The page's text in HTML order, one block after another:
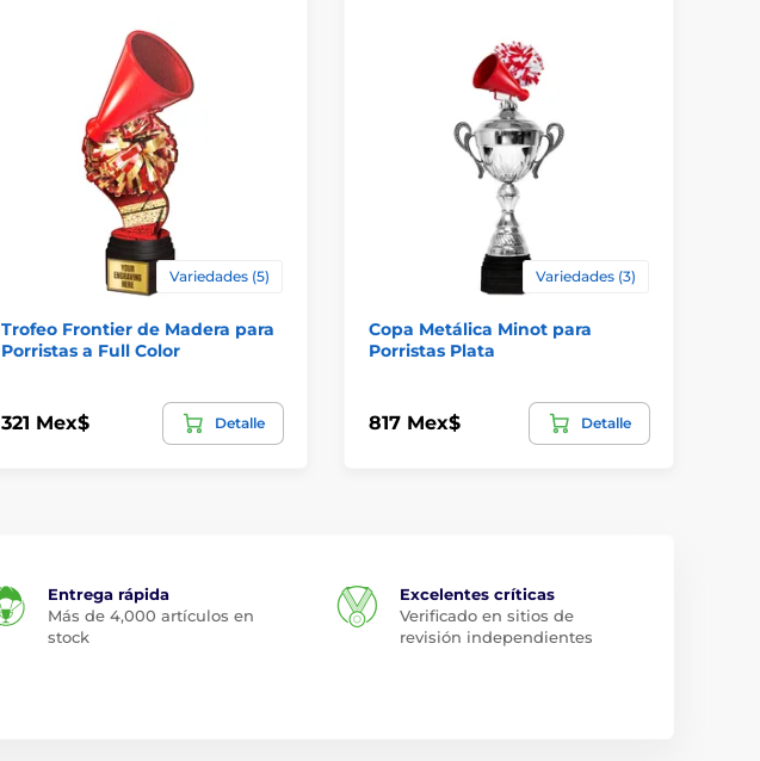
Variedades (5)
Trofeo Frontier de Madera para
Porristas a Full Color
321 Mex$ Detalle
Variedades (3)
Copa Metálica Minot para
Porristas Plata
817 Mex$ Detalle
Entrega rápida
Más de 4,000 artículos en
stock
Excelentes críticas
Verificado en sitios de
revisión independientes